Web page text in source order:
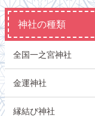
神社の種類
全国一之宮神社
金運神社
縁結び神社